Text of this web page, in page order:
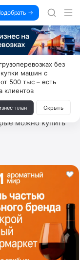
→
и не режут,
и в первый же год
можно купить
без
машин с
500 тыс – есть
клиентов
план Скрыть